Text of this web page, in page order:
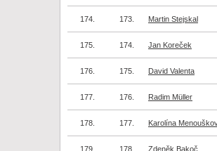
174. 173. Martin Stejskal
175. 174. Jan Koreček
176. 175. David Valenta
177. 176. Radim Müller
178. 177. Karolína
179. 178. Zdeněk Bakoč